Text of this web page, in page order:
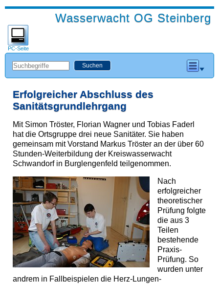
Wasserwacht OG Steinberg
PC-Seite
Erfolgreicher Abschluss des
Sanitätsgrundlehrgang
Mit Simon Tröster, Florian Wagner und Tobias Faderl
hat die Ortsgruppe drei neue Sanitäter. Sie haben
gemeinsam mit Vorstand Markus Tröster an der über 60
Stunden-Weiterbildung der Kreiswasserwacht
Schwandorf in Burglengenfeld teilgenommen.
Nach
erfolgreicher
theoretischer
Prüfung folgte
die aus 3
Teilen
bestehende
Praxis-
Prüfung. So
wurden unter
andrem in Fallbeispielen die Herz-Lungen-